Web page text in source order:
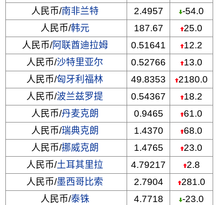
人民币/南非兰特 2.4957
-54.0
人民币/韩元 187.67
25.0
人民币/阿联酋迪拉姆 0.51641
12.2
人民币/沙特里亚尔 0.52766
13.0
人民币/匈牙利福林 49.8353
2180.0
人民币/波兰兹罗提 0.54367
18.2
人民币/丹麦克朗 0.9465
61.0
人民币/瑞典克朗 1.4370
68.0
人民币/挪威克朗 1.4765
23.0
人民币/土耳其里拉 4.79217
2.8
人民币/墨西哥比索 2.7904
281.0
人民币/泰铢 4.7718
-23.0